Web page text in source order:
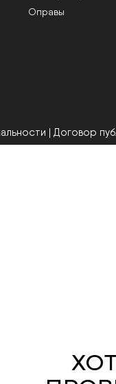
Оправы
| Договор